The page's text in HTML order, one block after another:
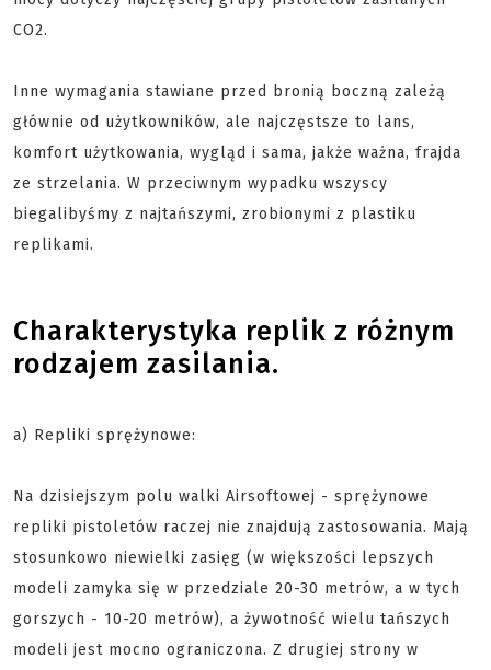
CO2.
Inne wymagania stawiane przed bronią boczną zależą
głównie od użytkowników, ale najczęstsze to lans,
komfort użytkowania, wygląd i sama, jakże ważna, frajda
ze strzelania. W przeciwnym wypadku wszyscy
biegalibyśmy z najtańszymi, zrobionymi z plastiku
replikami.
Charakterystyka replik z różnym
rodzajem zasilania.
a) Repliki sprężynowe:
Na dzisiejszym polu walki Airsoftowej - sprężynowe
repliki pistoletów raczej nie znajdują zastosowania. Mają
stosunkowo niewielki zasięg (w większości lepszych
modeli zamyka się w przedziale 20-30 metrów, a w tych
gorszych - 10-20 metrów), a żywotność wielu tańszych
modeli jest mocno ograniczona. Z drugiej strony w